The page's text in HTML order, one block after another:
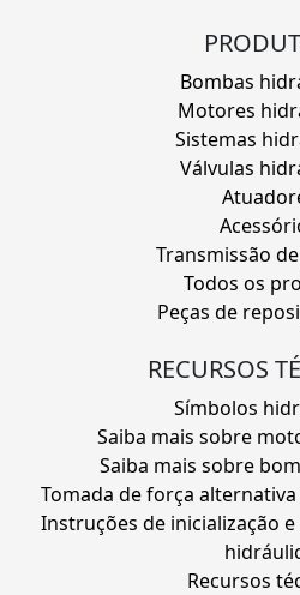
Bombas
Motores
Sistemas
Válvulas
Transmissão
Todos os
Peças de
RECURSOS
Símbolos
Saiba mais sobre
Saiba mais sobre
Tomada de força
Instruções de inicialização
Recursos